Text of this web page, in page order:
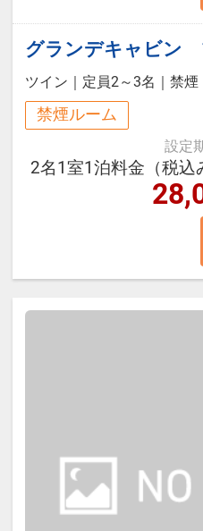
【ご夕食】
藤乃煌がご用意
は、シェフが
材をフィール
ビンまでお届
ご自身でお楽
食器・器具は
備、器具の使
ニュアルをご
ご自身で行って
■夕食メニュー
グランデキャビン
ツイン ｜ 定員2～3名 ｜ 禁煙
禁煙ルーム
設定
2名1室1泊料金（税込